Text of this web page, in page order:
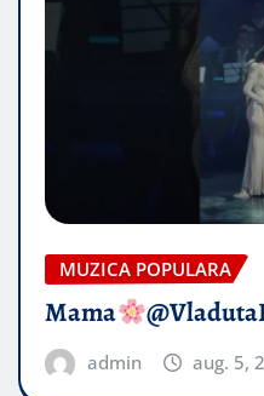
MUZICA POPULARA
Mama
admin aug. 5,